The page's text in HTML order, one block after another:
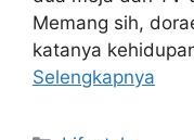
Memang sih,
katanya
Selengkapnya